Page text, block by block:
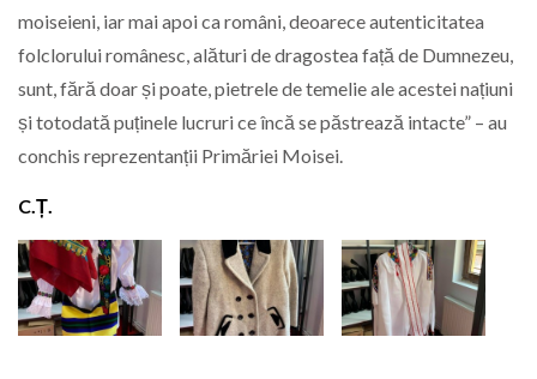
moiseieni, iar mai apoi ca români, deoarece autenticitatea
folclorului românesc, alături de dragostea față de Dumnezeu,
sunt, fără doar și poate, pietrele de temelie ale acestei națiuni
și totodată puținele lucruri ce încă se păstrează intacte” – au
conchis reprezentanții Primăriei Moisei.
C.Ț.